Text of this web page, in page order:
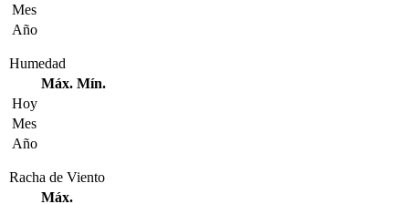
Mes
Año
Humedad
Máx. Mín.
Hoy
Mes
Año
Racha de Viento
Máx.